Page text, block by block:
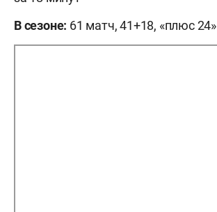
В сезоне: 61 матч, 41+18, «плюс 24»